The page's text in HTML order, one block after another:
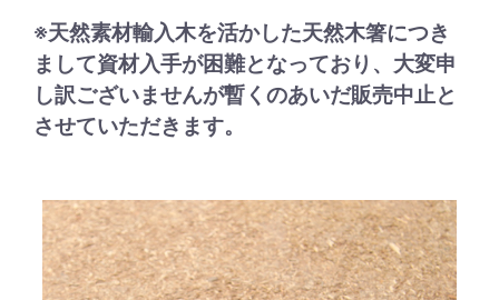
※天然素材輸入木を活かした天然木箸につき
まして資材入手が困難となっており、大変申
し訳ございませんが暫くのあいだ販売中止と
させていただきます。